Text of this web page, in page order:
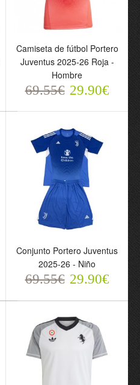
Camiseta de fútbol
Portero Juventus 2025-
26 Roja - Hombre
69.55€
Conjunto Portero
Juventus 2025-26 Roja -
69.55€ 29.90€
Camiseta de fútbol Portero
Juventus 2025-26 Roja -
Hombre
69.55€ 29.90€
Conjunto Portero Juventus
2025-26 - Niño
69.55€ 29.90€